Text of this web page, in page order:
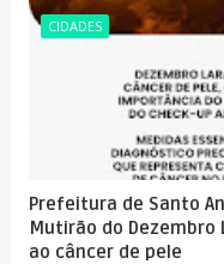
CIDADES
Prefeitura de Santo
Mutirão do
ao câncer de pele